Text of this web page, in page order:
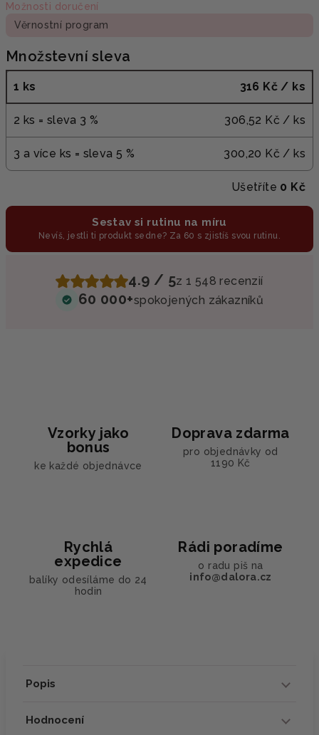
Možnosti doručení
Věrnostní program
Množstevní sleva
1 ks 316 Kč / ks
2 ks = sleva 3 % 306,52 Kč / ks
3 a více ks = sleva 5 % 300,20 Kč / ks
Ušetříte 0 Kč
Sestav si rutinu na míru
Nevíš, jestli ti produkt sedne? Za 60 s zjistíš svou rutinu.
4.9 / 5z 1 548 recenzií
60 000+spokojených zákazníků
Vzorky jako
bonus
ke každé objednávce
Doprava zdarma
pro objednávky od
1190 Kč
Rychlá
expedice
balíky odesíláme do 24
hodin
Rádi poradíme
o radu piš na
info@dalora.cz
Popis
Hodnocení